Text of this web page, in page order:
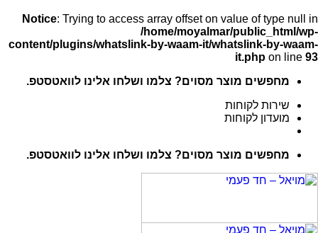
Notice: Trying to access array offset on value of type null in
/home/moyalmar/public_html/wp-
content/plugins/whatslink-by-waam-it/whatslink-by-waam-
it.php on line 93
מחפשים מוצר מסוים? צלמו ושלחו אלינו לוואטסטפ.
שירות לקוחות
מועדון לקוחות
מחפשים מוצר מסוים? צלמו ושלחו אלינו לוואטסטפ.